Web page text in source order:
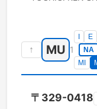
↑ MU 1
E
NA
MI
〒 329-0418